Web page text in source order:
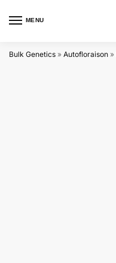
MENU
Bulk Genetics » Autofloraison »